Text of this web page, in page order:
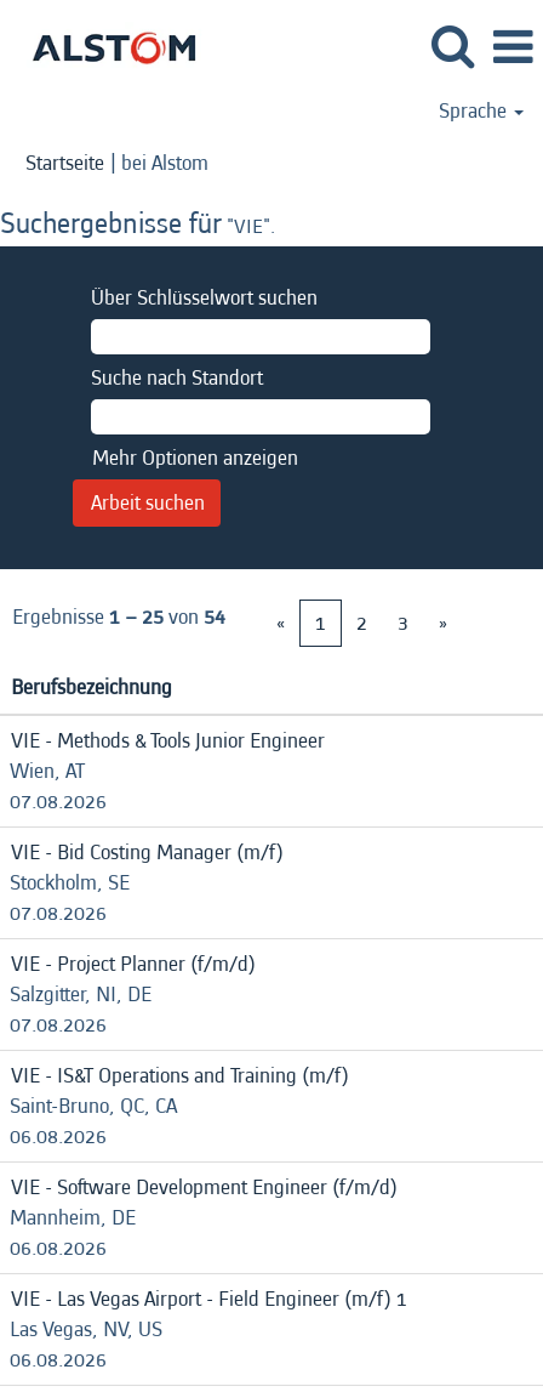
Sprache
Startseite | bei Alstom
Suchergebnisse für "VIE".
Über Schlüsselwort suchen
Suche nach Standort
Mehr Optionen anzeigen
Ergebnisse1 – 25von 54 « 1 2 3 »
Berufsbezeichnung
VIE - Methods & Tools Junior Engineer
Wien, AT
07.08.2026
VIE - Bid Costing Manager (m/f)
Stockholm, SE
07.08.2026
VIE - Project Planner (f/m/d)
Salzgitter, NI, DE
07.08.2026
VIE - IS&T Operations and Training (m/f)
Saint-Bruno, QC, CA
06.08.2026
VIE - Software Development Engineer (f/m/d)
Mannheim, DE
06.08.2026
VIE - Las Vegas Airport - Field Engineer (m/f) 1
Las Vegas, NV, US
06.08.2026